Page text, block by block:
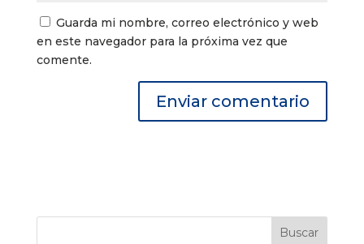
Guarda mi nombre, correo electrónico y web
en este navegador para la próxima vez que
comente.